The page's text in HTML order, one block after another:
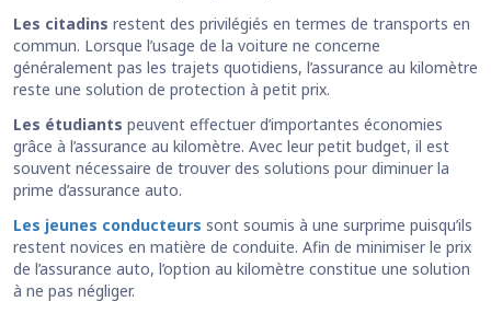
Les citadins restent des privilégiés en termes de transports en
commun. Lorsque l’usage de la voiture ne concerne
généralement pas les trajets quotidiens, l’assurance au kilomètre
reste une solution de protection à petit prix.
Les étudiants peuvent effectuer d’importantes économies
grâce à l’assurance au kilomètre. Avec leur petit budget, il est
souvent nécessaire de trouver des solutions pour diminuer la
prime d’assurance auto.
Les jeunes conducteurs sont soumis à une surprime puisqu’ils
restent novices en matière de conduite. Afin de minimiser le prix
de l’assurance auto, l’option au kilomètre constitue une solution
à ne pas négliger.